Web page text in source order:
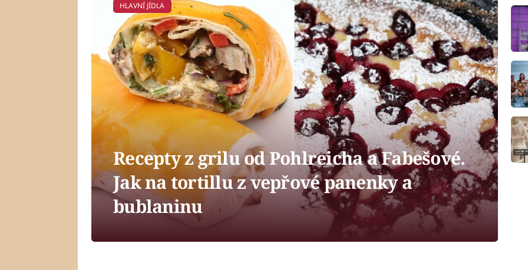
HLAVNÍ JÍDLA
Recepty z grilu od Pohlreicha a Fabešové.
Jak na tortillu z vepřové panenky a
bublaninu